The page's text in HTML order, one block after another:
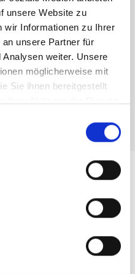
unsere Website zu
wir Informationen zu Ihrer
unsere Partner für
weiter. Unsere
möglicherweise mit
Sie ihnen bereitgestellt
Ihres Kindes in der
Sie soll eine
bzw. Teilhabe im
und alle Beteiligten
um zu einem
in der
Holzland-